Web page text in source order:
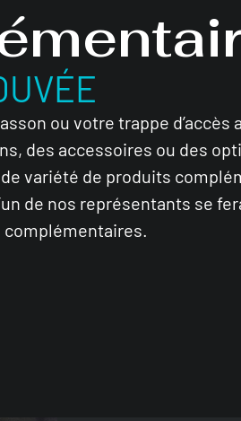
ou votre trappe d’accès
des accessoires ou des
variété de produits
de nos représentants se